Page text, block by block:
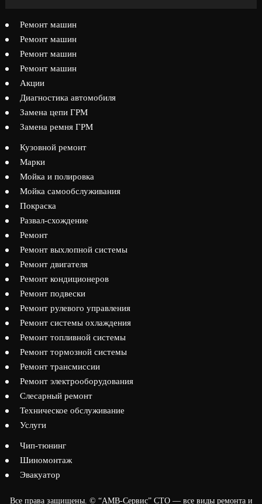
Ремонт машин
Ремонт машин
Ремонт машин
Ремонт машин
Акции
Диагностика автомобиля
Замена цепи ГРМ
Замена ремня ГРМ
Кузовной ремонт
Марки
Мойка и полировка
Мойка самообслуживания
Покраска
Развал-схождение
Ремонт
Ремонт выхлопной системы
Ремонт двигателя
Ремонт кондиционеров
Ремонт подвески
Ремонт рулевого управления
Ремонт системы охлаждения
Ремонт топливной системы
Ремонт тормозной системы
Ремонт трансмиссии
Ремонт электрооборудования
Слесарный ремонт
Техническое обслуживание
Услуги
Чип-тюнинг
Шиномонтаж
Эвакуатор
Все права защищены. © “АМВ-Сервис” СТО — все виды ремонта и